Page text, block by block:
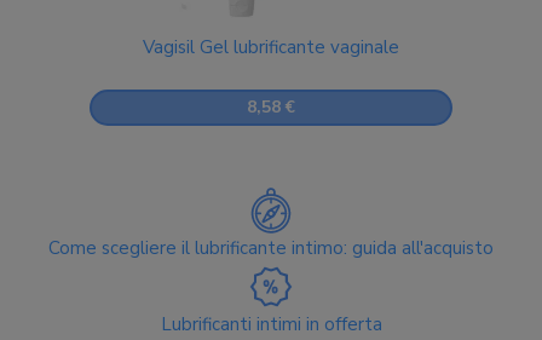
Vagisil Gel lubrificante vaginale
8,58 €
Come scegliere il lubrificante intimo: guida all'acquisto
Lubrificanti intimi in offerta